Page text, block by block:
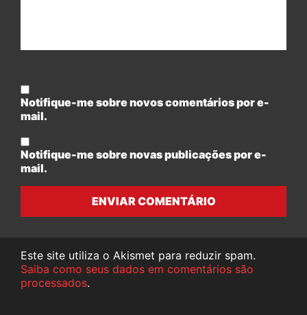
Notifique-me sobre novos comentários por e-
mail.
Notifique-me sobre novas publicações por e-
mail.
ENVIAR COMENTÁRIO
Este site utiliza o Akismet para reduzir spam.
Saiba como seus dados em comentários são
processados.